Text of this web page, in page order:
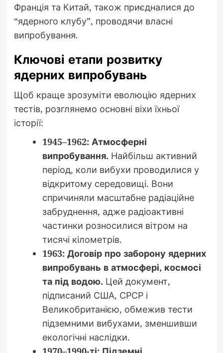
Франція та Китай, також приєдналися до
“ядерного клубу”, проводячи власні
випробування.
Ключові етапи розвитку
ядерних випробувань
Щоб краще зрозуміти еволюцію ядерних
тестів, розглянемо основні віхи їхньої
історії:
1945–1962: Атмосферні
випробування. Найбільш активний
період, коли вибухи проводилися у
відкритому середовищі. Вони
спричиняли масштабне радіаційне
забруднення, адже радіоактивні
частинки розносилися вітром на
тисячі кілометрів.
1963: Договір про заборону ядерних
випробувань в атмосфері, космосі
та під водою. Цей документ,
підписаний США, СРСР і
Великобританією, обмежив тести
підземними вибухами, зменшивши
екологічні наслідки.